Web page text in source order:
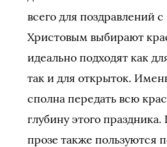
всего для поздравлений
Христовым выбирают
идеально подходят как
так и для открыток.
сполна передать всю
глубину этого
прозе также пользуются